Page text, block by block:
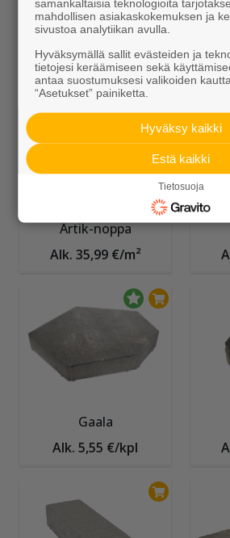
Polar-Antiikki
Alk. 22,99 €/m²
Artik-noppa
Alk. 35,99 €/m²
Gaala
Alk. 5,55 €/kpl
mahdollisen asiakaskokemuksen ja
sivustoa analytiikan avulla.
Hyväksymällä sallit evästeiden ja
tietojesi keräämiseen sekä
antaa suostumuksesi valikoiden
“Asetukset” painiketta.
Hyväksy kaikki
Estä kaikki
Tietosuoja